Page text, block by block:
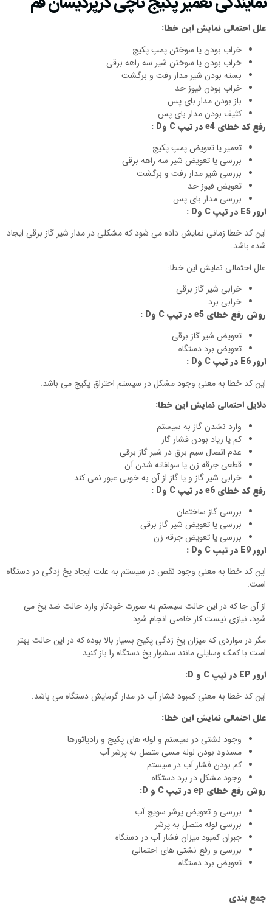
علل احتمالی نمایش این خطا:
خراب بودن یا سوختن پمپ پکیج
خراب بودن یا سوختن شیر سه راهه برقی
بسته بودن شیر مدار رفت و برگشت
خراب بودن فیوز حد
باز بودن مدار بای پس
کثیف بودن مدار بای پس
رفع کد خطای e4در تیپ وD
:
تعمیر یا تعویض پمپ پکیج
بررسی یا تعویض شیر سه راهه برقی
بررسی شیر مدار رفت و برگشت
تعویض فیوز حد
بررسی مدار بای پس
ارورE5 در تیپ وD
:
این کد خطا زمانی نمایش داده می شود که مشکلی در مدار شیر گاز برقی ایجاد
شده باشد.
علل احتمالی نمایش این خطا:
خرابی شیر گاز برقی
خرابی برد
روش رفع خطای e5در تیپ وD
:
تعویض شیر گاز برقی
تعویض برد دستگاه
ارورE6 در تیپ وD
:
این کد خطا به معنی وجود مشکل در سیستم احتراق پکیج می باشد.
دلایل احتمالی نمایش این خطا:
وارد نشدن گاز به سیستم
کم یا زیاد بودن فشار گاز
عدم اتصال سیم برق در شیر گاز برقی
قطعی جرقه زن یا سولفاته شدن آن
خرابی شیر گاز و یا گاز از آن به خوبی عبور نمی کند
رفع کد خطای e6در تیپ وD
:
بررسی گاز ساختمان
بررسی یا تعویض شیر گاز برقی
بررسی یا تعویض جرقه زن
ارورE9 در تیپ وD
:
این کد خطا به معنی وجود نقص در سیستم به علت ایجاد یخ زدگی در دستگاه
است.
از آن جا که در این حالت سیستم به صورت خودکار وارد حالت ضد یخ می
شود، نیازی نیست کار خاصی انجام شود.
مگر در مواردی که میزان یخ زدگی پکیج بسیار بالا بوده که در این حالت بهتر
است با کمک وسایلی مانند سشوار یخ دستگاه را باز کنید.
ارور EP در تیپC و D
:
این کد خطا به معنی کمبود فشار آب در مدار گرمایش دستگاه می باشد.
علل احتمالی نمایش این خطا:
وجود نشتی در سیستم و لوله های پکیج و رادیاتورها
مسدود بودن لوله مسی متصل به پرشر آب
کم بودن فشار آب در سیستم
وجود مشکل در برد دستگاه
روش رفع خطای epدر تیپC و D
:
بررسی و تعویض پرشر سویچ آب
بررسی لوله متصل به پرشر
جبران کمبود میزان فشار آب در دستگاه
بررسی و رفع نشتی های احتمالی
تعویض برد دستگاه
جمع بندی